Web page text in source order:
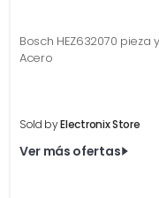
Bosch HEZ632070
Acero
Sold byElectronix Store
Ver más ofertas